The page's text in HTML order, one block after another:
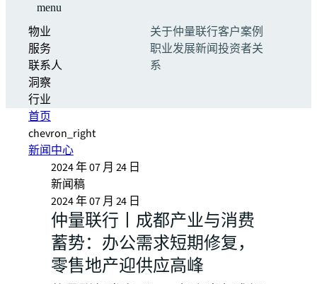
menu
物业
服务
联系人
洞察
行业
关于仲量联行客户案例
职业发展新闻投资者关
系
首页
chevron_right
新闻中心
2024 年 07 月 24 日
新闻稿
2024 年 07 月 24 日
仲量联行丨成都产业与消费
蓄势：办公需求短期修复，
零售地产迎供应高峰